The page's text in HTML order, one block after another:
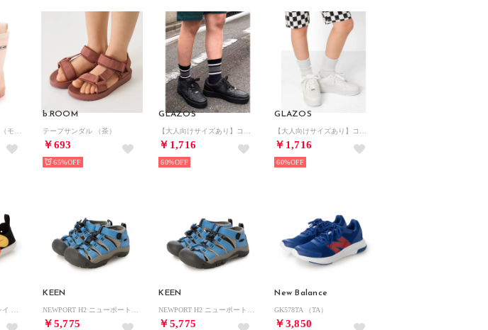
b.ROOM
テープサンダル （茶）
￥693
65%
GLAZOS
￥1,716
60%
GLAZOS
￥1,716
60%
KEEN
￥5,775
KEEN
￥5,775
New Balance
GK578TA （TA）
￥3,850